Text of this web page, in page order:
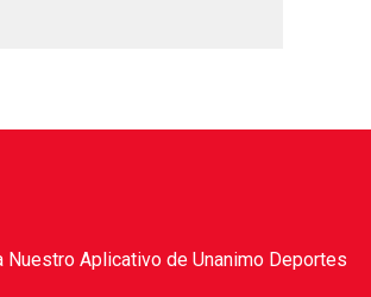
Nuestro Aplicativo de Unanimo Deportes